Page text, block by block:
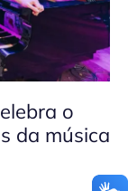
o
da música